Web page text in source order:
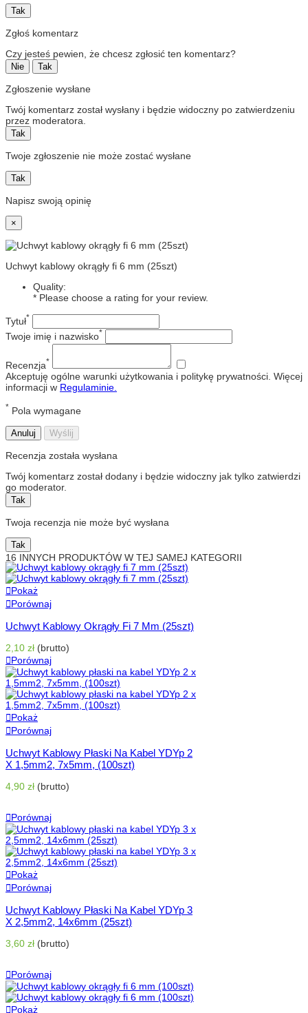
Tak
Zgłoś komentarz
Czy jesteś pewien, że chcesz zgłosić ten komentarz?
Nie Tak
Zgłoszenie wysłane
Twój komentarz został wysłany i będzie widoczny po zatwierdzeniu
przez moderatora.
Tak
Twoje zgłoszenie nie może zostać wysłane
Tak
Napisz swoją opinię
×
Uchwyt kablowy okrągły fi 6 mm (25szt)
Quality:
* Please choose a rating for your review.
Tytuł*
Twoje imię i nazwisko*
Recenzja*
Akceptuję ogólne warunki użytkowania i politykę prywatności. Więcej
informacji w Regulaminie.
* Pola wymagane
Anuluj Wyślij
Recenzja została wysłana
Twój komentarz został dodany i będzie widoczny jak tylko zatwierdzi
go moderator.
Tak
Twoja recenzja nie może być wysłana
Tak
16 INNYCH PRODUKTÓW W TEJ SAMEJ KATEGORII
Pokaż
Porównaj
Uchwyt Kablowy Okrągły Fi 7 Mm (25szt)
2,10 zł (brutto)
Porównaj
Pokaż
Porównaj
Uchwyt Kablowy Płaski Na Kabel YDYp 2
X 1,5mm2, 7x5mm, (100szt)
4,90 zł (brutto)
Porównaj
Pokaż
Porównaj
Uchwyt Kablowy Płaski Na Kabel YDYp 3
X 2,5mm2, 14x6mm (25szt)
3,60 zł (brutto)
Porównaj
Pokaż